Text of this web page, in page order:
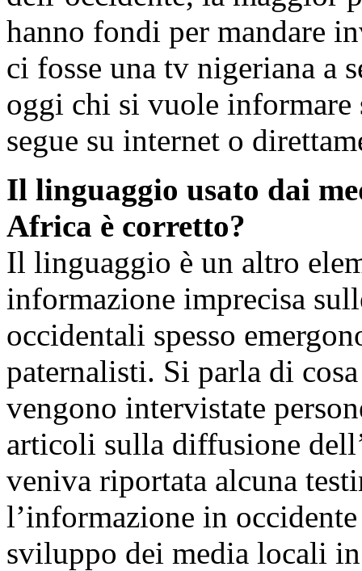
hanno fondi per mandare
ci fosse una tv nigeriana a
oggi chi si vuole
segue su internet o
Il linguaggio usato dai
Africa è corretto?
Il linguaggio è un altro
informazione imprecisa
occidentali spesso
paternalisti. Si parla di
vengono intervistate
articoli sulla diffusione
veniva riportata alcuna
l’informazione in
sviluppo dei media locali